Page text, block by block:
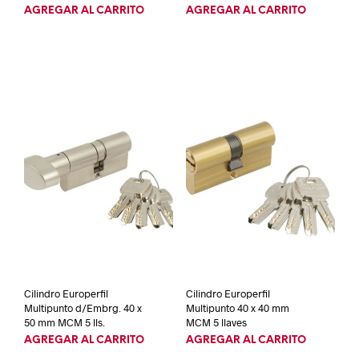
AGREGAR AL CARRITO AGREGAR AL CARRITO
Cilindro Europerfil
Multipunto d/Embrg. 40 x
50 mm MCM 5 lls.
AGREGAR AL CARRITO
Cilindro Europerfil
Multipunto 40 x 40 mm
MCM 5 llaves
AGREGAR AL CARRITO